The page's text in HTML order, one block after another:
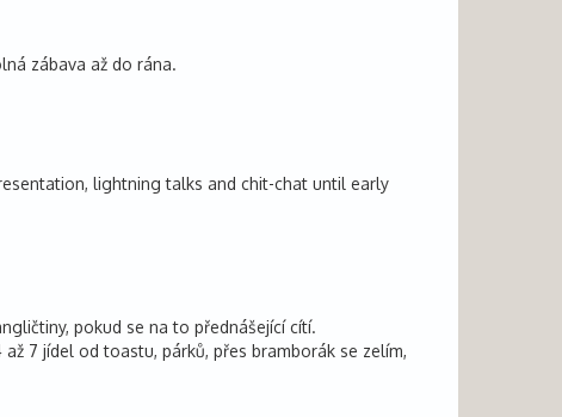
zábava až do rána.
lightning talks and chit-chat until early
pokud se na to přednášející cítí.
7 jídel od toastu, párků, přes bramborák se zelím,